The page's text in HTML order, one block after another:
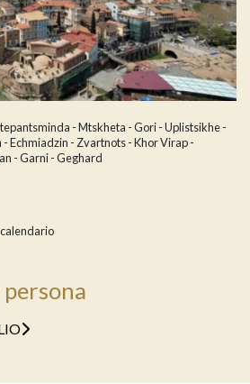
- Mtskheta - Gori - Uplistsikhe -
Echmiadzin - Zvartnots - Khor Virap -
- Garni - Geghard